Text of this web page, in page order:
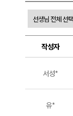
작성자
서성*
유*